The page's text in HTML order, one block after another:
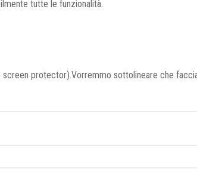
tutte le funzionalità.
protector).Vorremmo sottolineare che